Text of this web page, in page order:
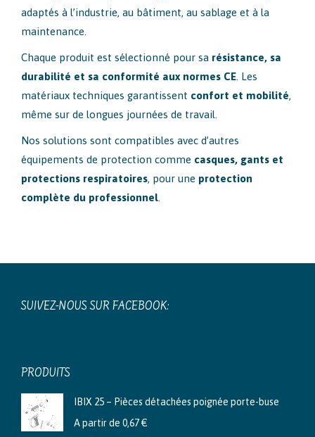
adaptés à l’industrie, au bâtiment, au sablage et à la
maintenance.
Chaque produit est sélectionné pour sa résistance, sa
durabilité et sa conformité aux normes CE . Les
matériaux techniques garantissent confort et mobilité,
même sur de longues journées de travail.
Nos solutions sont compatibles avec d’autres
équipements de protection comme casques, gants et
protections respiratoires, pour une protection
complète du professionnel
SUIVEZ-NOUS SUR FACEBOOK:
PRODUITS
IBIX 25 – Pièces détachées poignée porte-buse
A partir de 0,67€